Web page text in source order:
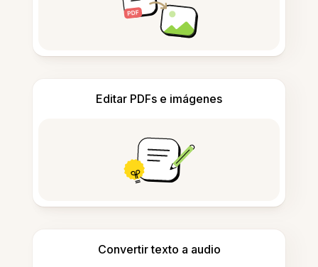
Editar PDFs e imágenes
Convertir texto a audio